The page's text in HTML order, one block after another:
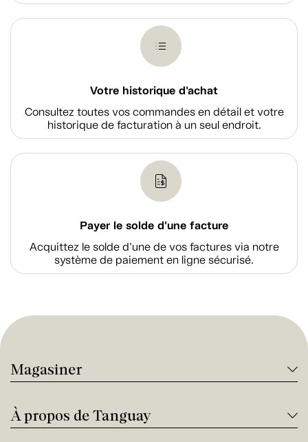
Votre historique d'achat
Consultez toutes vos commandes en détail et votre
historique de facturation à un seul endroit.
Payer le solde d'une facture
Acquittez le solde d’une de vos factures via notre
système de paiement en ligne sécurisé.
Magasiner
À propos de Tanguay